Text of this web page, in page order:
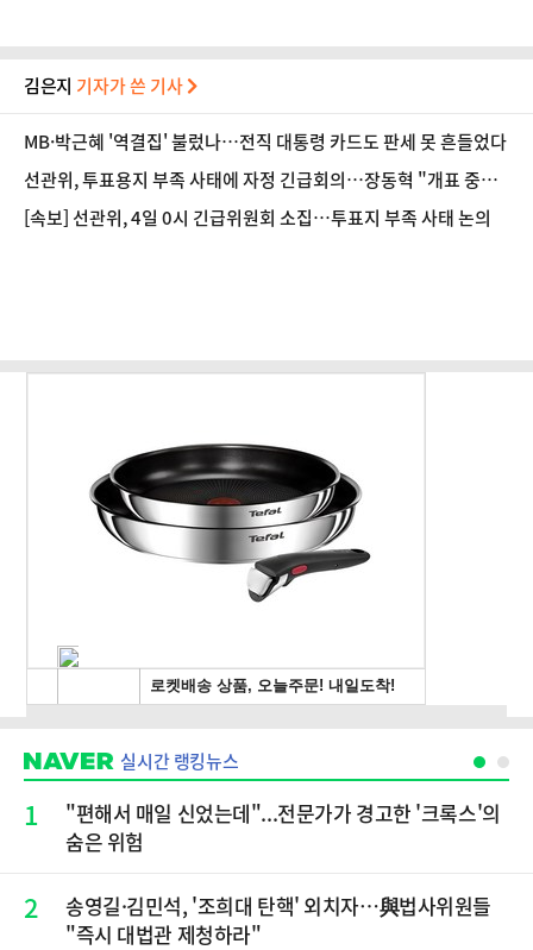
김은지 기자가 쓴 기사
MB·박근혜 '역결집' 불렀나…전직 대통령 카드도 판세 못 흔들었다
선관위, 투표용지 부족 사태에 자정 긴급회의…장동혁 "개표 중단"
요구
[속보] 선관위, 4일 0시 긴급위원회 소집…투표지 부족 사태 논의
실시간 랭킹뉴스
1
"편해서 매일 신었는데"...전문가가 경고한 '크록스'의
숨은 위험
2
송영길·김민석, '조희대 탄핵' 외치자…與법사위원들
"즉시 대법관 제청하라"